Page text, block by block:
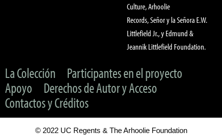
Culture, Arhoolie
Records, Señor y la Señora E.W.
Littlefield Jr., y Edmund &
Jeannik Littlefield Foundation.
La Colección
Participantes en el proyecto
Apoyo
Derechos de Autor y Acceso
Contactos y Créditos
© 2022 UC Regents & The Arhoolie Foundation